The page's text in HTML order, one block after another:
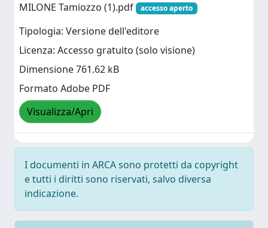
MILONE Tamiozzo (1).pdf
accesso aperto
Tipologia: Versione dell'editore
Licenza: Accesso gratuito (solo visione)
Dimensione 761.62 kB
Formato Adobe PDF
Visualizza/Apri
I documenti in ARCA sono protetti da copyright
e tutti i diritti sono riservati, salvo diversa
indicazione.